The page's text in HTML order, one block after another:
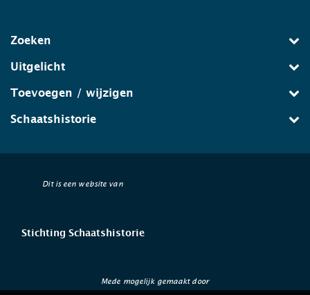
Zoeken
Uitgelicht
Toevoegen / wijzigen
Schaatshistorie
Dit is een website van
Stichting Schaatshistorie
Mede mogelijk gemaakt door